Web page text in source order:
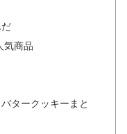
気商品
タークッキーまと